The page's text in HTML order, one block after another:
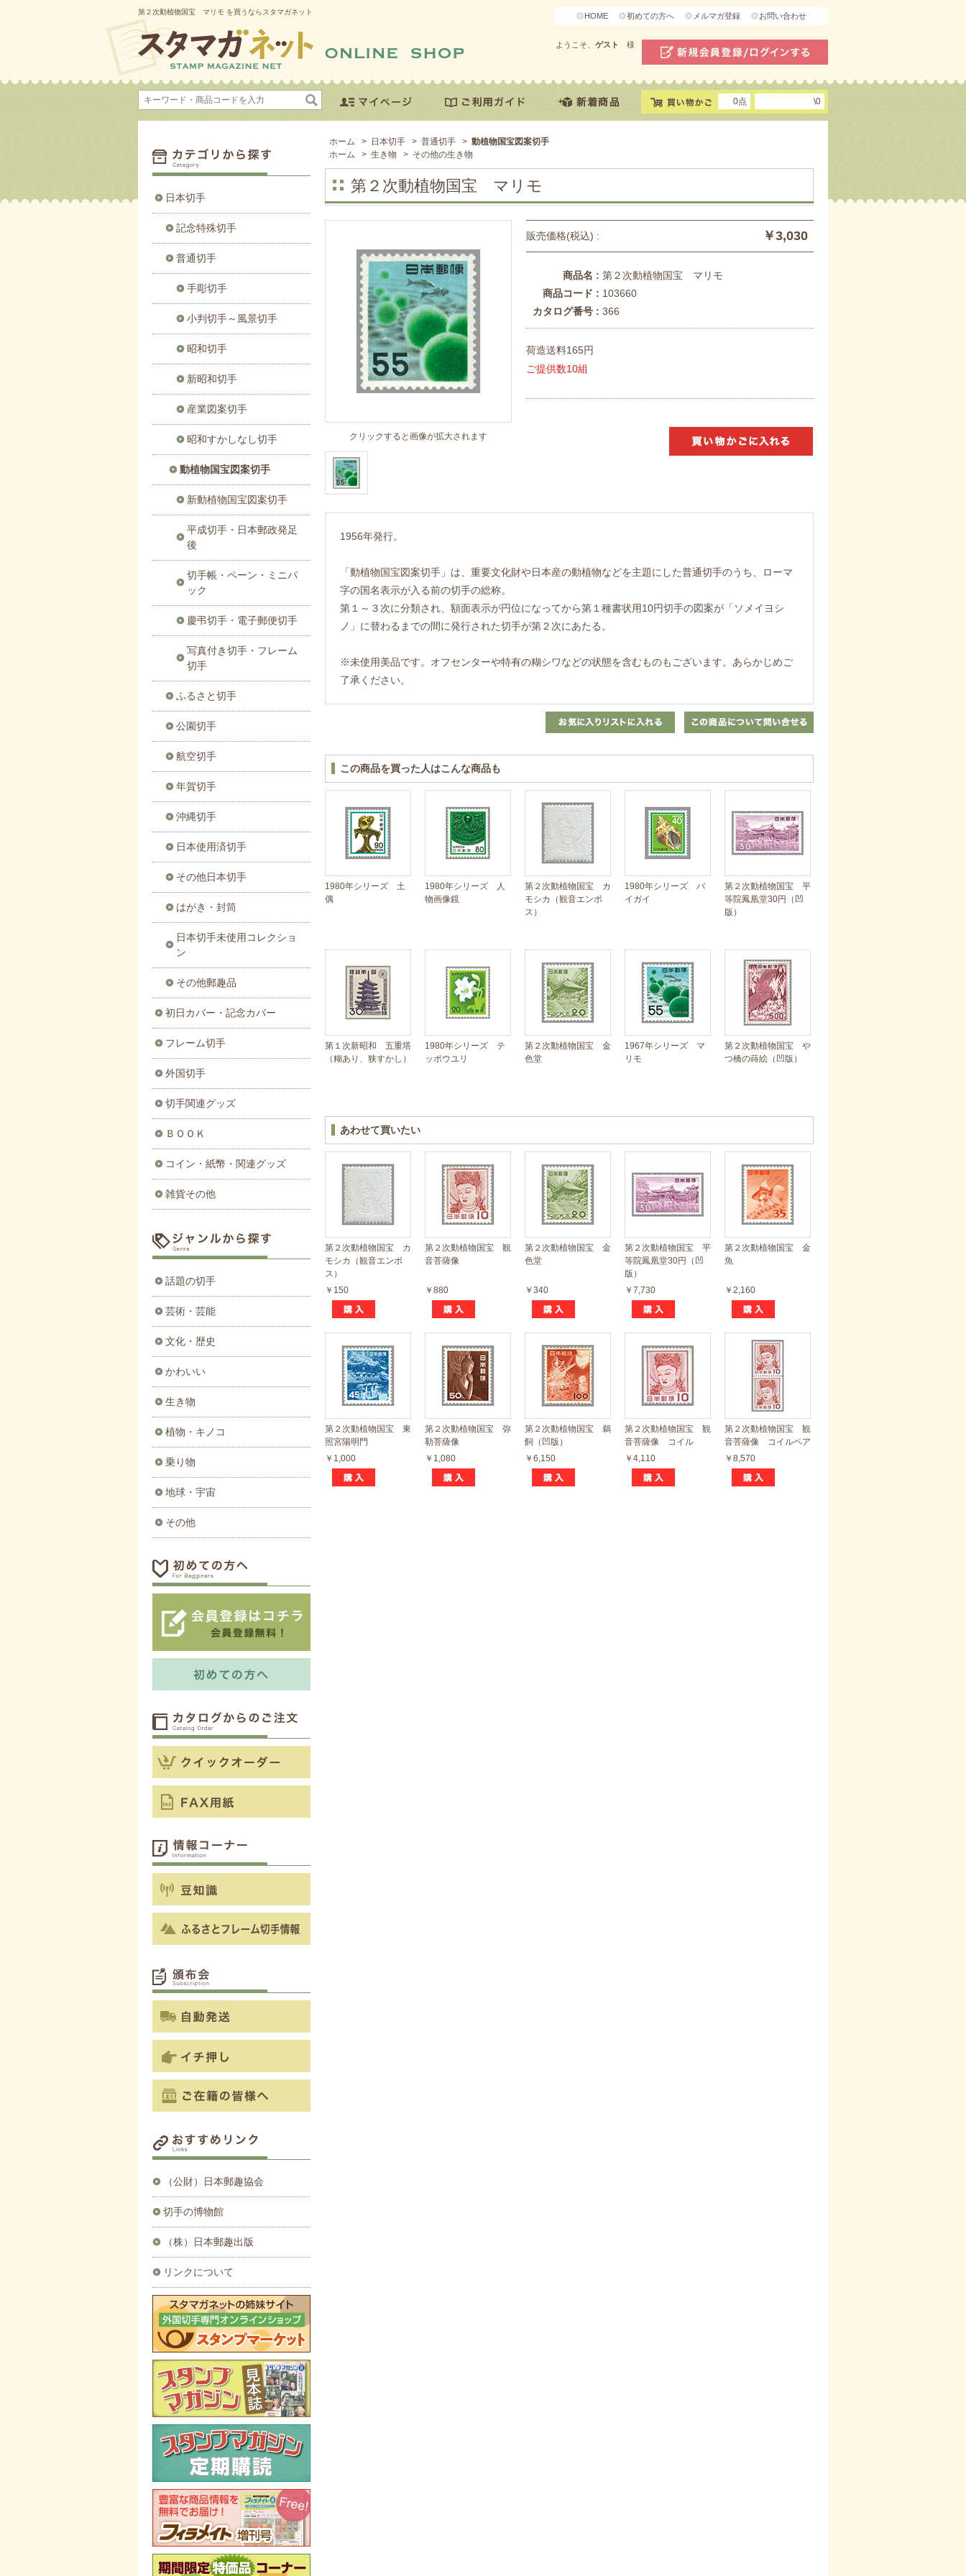
第２次動植物国宝 マリモ を買うならスタマガネット HOME 初めての方へ メルマガ登録 お問い合わせ
ようこそ、 ゲスト 様
0点 \0
ホーム > 日本切手 > 普通切手 > 動植物国宝図案切手
ホーム
> 生き物 > その他の生き物
第２次動植物国宝 マリモ
クリックすると画像が拡大されます
販売価格(税込) : ￥3,030
商品名 : 第２次動植物国宝 マリモ
商品コード : 103660
カタログ番号 : 366
荷造送料165円
ご提供数10組
1956年発行。
「動植物国宝図案切手」は、重要文化財や日本産の動植物などを主題にした普通切手のうち、ローマ
字の国名表示が入る前の切手の総称。
第１～３次に分類され、額面表示が円位になってから第１種書状用10円切手の図案が「ソメイヨシ
ノ」に替わるまでの間に発行された切手が第２次にあたる。
※未使用美品です。オフセンターや特有の糊シワなどの状態を含むものもございます。あらかじめご
了承ください。
この商品を買った人はこんな商品も
1980年シリーズ 土
偶
1980年シリーズ 人
物画像鏡
第２次動植物国宝 カ
モシカ（観音エンボ
ス）
1980年シリーズ バ
イガイ
第２次動植物国宝 平
等院鳳凰堂30円（凹
版）
第１次新昭和 五重塔
（糊あり、狭すかし）
1980年シリーズ テ
ッポウユリ
第２次動植物国宝 金
色堂
1967年シリーズ マ
リモ
第２次動植物国宝 や
つ橋の蒔絵（凹版）
あわせて買いたい
第２次動植物国宝 カ
モシカ（観音エンボ
ス）
￥150
第２次動植物国宝 観
音菩薩像
￥880
第２次動植物国宝 金
色堂
￥340
第２次動植物国宝 平
等院鳳凰堂30円（凹
版）
￥7,730
第２次動植物国宝 金
魚
￥2,160
第２次動植物国宝 東
照宮陽明門
￥1,000
第２次動植物国宝 弥
勒菩薩像
￥1,080
第２次動植物国宝 鵜
飼（凹版）
￥6,150
第２次動植物国宝 観
音菩薩像 コイル
￥4,110
第２次動植物国宝 観
音菩薩像 コイルペア
￥8,570
日本切手
記念特殊切手
普通切手
手彫切手
小判切手～風景切手
昭和切手
新昭和切手
産業図案切手
昭和すかしなし切手
動植物国宝図案切手
新動植物国宝図案切手
平成切手・日本郵政発足
後
切手帳・ペーン・ミニパ
ック
慶弔切手・電子郵便切手
写真付き切手・フレーム
切手
ふるさと切手
公園切手
航空切手
年賀切手
沖縄切手
日本使用済切手
その他日本切手
はがき・封筒
日本切手未使用コレクショ
ン
その他郵趣品
初日カバー・記念カバー
フレーム切手
外国切手
切手関連グッズ
ＢＯＯＫ
コイン・紙幣・関連グッズ
雑貨その他
話題の切手
芸術・芸能
文化・歴史
かわいい
生き物
植物・キノコ
乗り物
地球・宇宙
その他
（公財）日本郵趣協会
切手の博物館
（株）日本郵趣出版
リンクについて